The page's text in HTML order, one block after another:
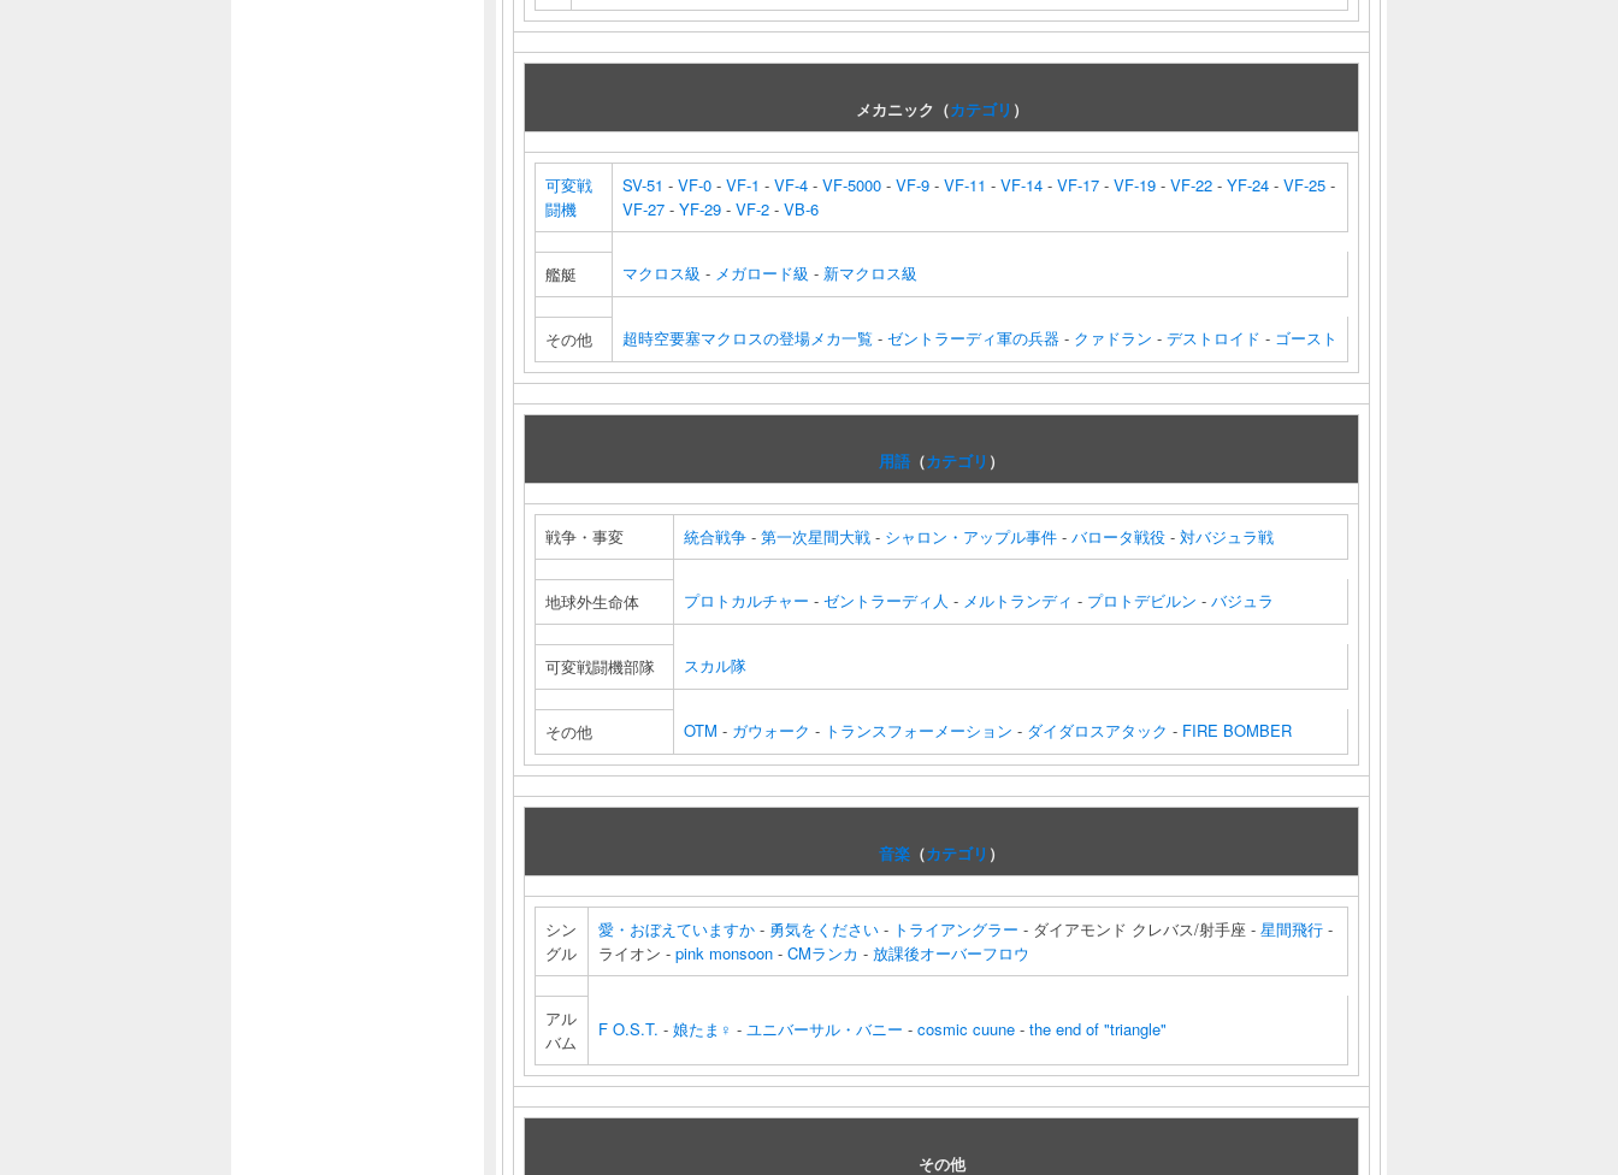
メカニック（カテゴリ ）
可変戦
闘機
SV-51 - VF-0 - VF-1 - VF-4 - VF-5000 - VF-9 - VF-11 - VF-14 - VF-17 - VF-19 - VF-22 - YF-24 - VF-25 -
VF-27 - YF-29 - VF-2 - VB-6
艦艇 マクロス級 - メガロード級 - 新マクロス級
その他 超時空要塞マクロスの登場メカ一覧 - ゼントラーディ軍の兵器 - クァドラン - デストロイド - ゴースト
用語 （カテゴリ ）
戦争・事変 統合戦争 - 第一次星間大戦 - シャロン・アップル事件 - バロータ戦役 - 対バジュラ戦
地球外生命体 プロトカルチャー - ゼントラーディ人 - メルトランディ - プロトデビルン - バジュラ
可変戦闘機部隊 スカル隊
その他 OTM - ガウォーク - トランスフォーメーション - ダイダロスアタック - FIRE BOMBER
音楽 （カテゴリ ）
シン
グル
愛・おぼえていますか - 勇気をください - トライアングラー - ダイアモンド クレバス/射手座 - 星間飛行 -
ライオン - pink monsoon - CMランカ - 放課後オーバーフロウ
アル
バム
F O.S.T. - 娘たま♀ - ユニバーサル・バニー - cosmic cuune - the end of "triangle"
その他